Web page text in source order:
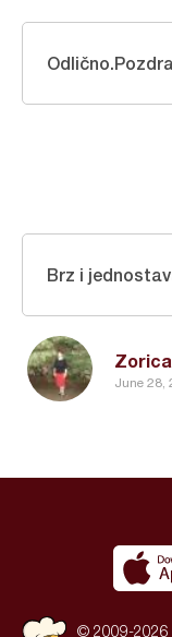
June 28,
Brz i
© 2009-2026